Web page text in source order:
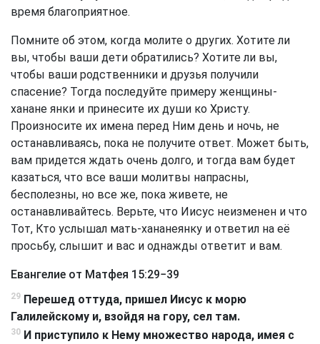
время благоприятное.
Помните об этом, когда молите о других. Хотите ли
вы, чтобы ваши дети обратились? Хотите ли вы,
чтобы ваши родственники и друзья получили
спасение? Тогда последуйте примеру женщины-
ханане янки и принесите их души ко Христу.
Произносите их имена перед Ним день и ночь, не
останавливаясь, пока не получите ответ. Может быть,
вам придется ждать очень долго, и тогда вам будет
казаться, что все ваши молитвы напрасны,
бесполезны, но все же, пока живете, не
останавливайтесь. Верьте, что Иисус неизменен и что
Тот, Кто услышал мать-хананеянку и ответил на её
просьбу, слышит и вас и однажды ответит и вам.
Евангелие от Матфея 15:29−39
29 Перешед оттуда, пришел Иисус к морю
Галилейскому и, взойдя на гору, сел там.
30 И приступило к Нему множество народа, имея с